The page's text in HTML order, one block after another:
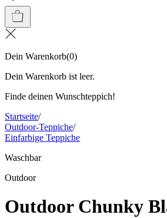
Dein Warenkorb(0)
Dein Warenkorb ist leer.
Finde deinen Wunschteppich!
Startseite/
Outdoor-Teppiche/
Einfarbige Teppiche
Waschbar
Outdoor
Outdoor Chunky